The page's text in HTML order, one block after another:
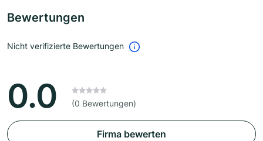
Bewertungen
Nicht verifizierte Bewertungen
0.0 (0 Bewertungen)
Firma bewerten